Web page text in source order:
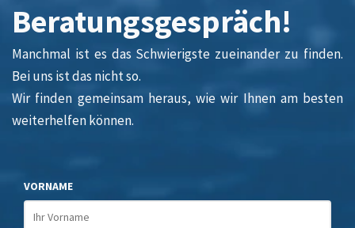
Beratungsgespräch!
Manchmal ist es das Schwierigste zueinander zu finden.
Bei uns ist das nicht so.
Wir finden gemeinsam heraus, wie wir Ihnen am besten
weiterhelfen können.
VORNAME